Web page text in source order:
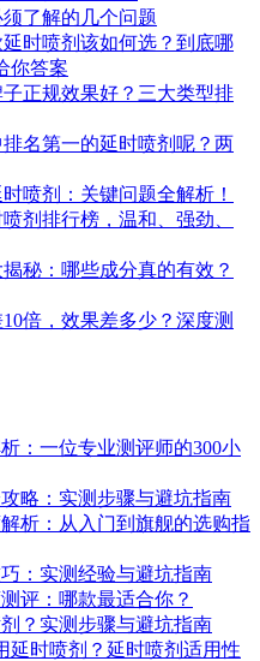
了解的几个问题
时喷剂该如何选？到底哪
你答案
正规效果好？三大类型排
名第一的延时喷剂呢？两
喷剂：关键问题全解析！
剂排行榜，温和、强劲、
秘：哪些成分真的有效？
倍，效果差多少？深度测
：一位专业测评师的300小
略：实测步骤与避坑指南
析：从入门到旗舰的选购指
：实测经验与避坑指南
评：哪款最适合你？
？实测步骤与避坑指南
延时喷剂？延时喷剂适用性